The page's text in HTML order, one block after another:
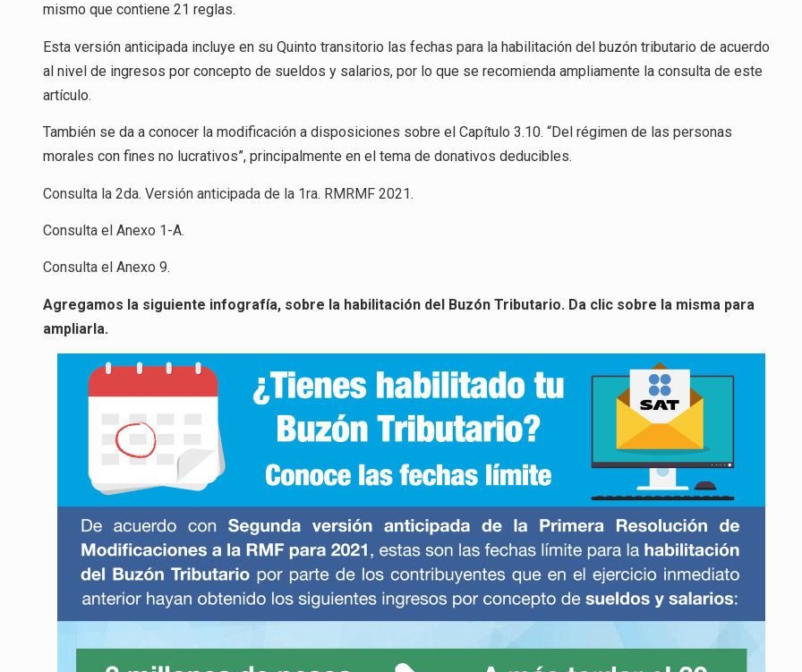
mismo que contiene 21 reglas.
Esta versión anticipada incluye en su Quinto transitorio las fechas para la habilitación del buzón tributario de acuerdo
al nivel de ingresos por concepto de sueldos y salarios, por lo que se recomienda ampliamente la consulta de este
artículo.
También se da a conocer la modificación a disposiciones sobre el Capítulo 3.10. “Del régimen de las personas
morales con fines no lucrativos”, principalmente en el tema de donativos deducibles.
Consulta la 2da. Versión anticipada de la 1ra. RMRMF 2021.
Consulta el Anexo 1-A.
Consulta el Anexo 9.
Agregamos la siguiente infografía, sobre la habilitación del Buzón Tributario. Da clic sobre la misma para
ampliarla.